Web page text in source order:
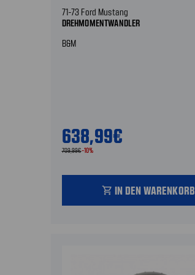
71-73 Ford Mustang
DREHMOMENTWANDLER
B&M
638,99€
709,99€-10%
shopping_cart IN DEN WARENKORB